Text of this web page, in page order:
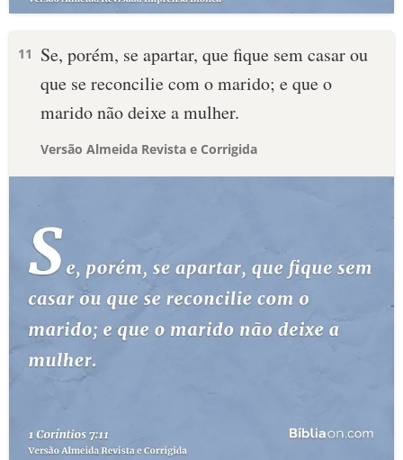
11
Se, porém, se apartar, que fique sem casar ou
que se reconcilie com o marido; e que o
marido não deixe a mulher.
Versão Almeida Revista e Corrigida